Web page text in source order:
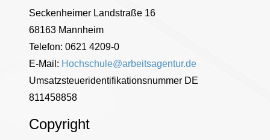
Seckenheimer Landstraße 16
68163 Mannheim
Telefon: 0621 4209-0
E-Mail: Hochschule@arbeitsagentur.de
Umsatzsteueridentifikationsnummer DE
811458858
Copyright